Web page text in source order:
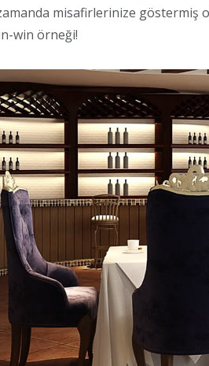
misafirlerinize göstermiş
win örneği!